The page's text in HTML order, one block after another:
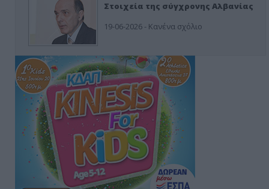
Στοιχεία της σύγχρονης Αλβανίας
19-06-2026 - Κανένα σχόλιο